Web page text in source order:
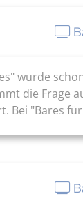
wurde
die Frage
Bei "Bares